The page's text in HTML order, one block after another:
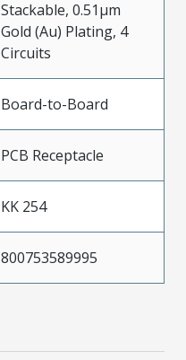
Stackable, 0.51µm
Gold (Au) Plating, 4
Circuits
Board-to-Board
PCB Receptacle
KK 254
800753589995